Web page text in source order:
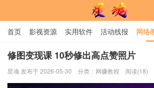
星魂网
首页 影视资源 实用软件 活动线报 网络
用户中心 书籍 娱乐
修图变现课 10秒修出高点赞照片
星魂 发布于 2026-05-30 分类： 网赚教程 阅读(18)